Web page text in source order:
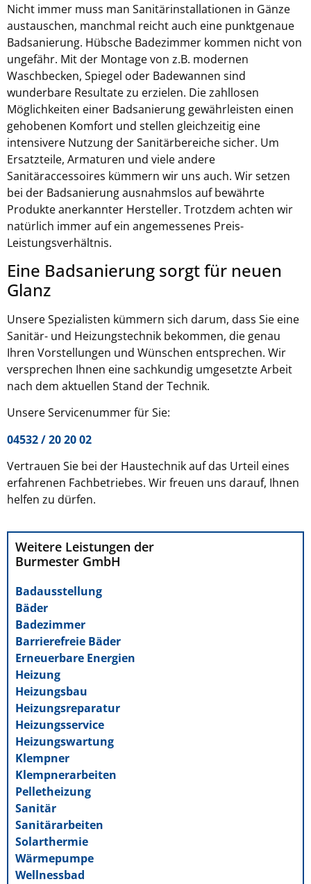
Nicht immer muss man Sanitärinstallationen in Gänze
austauschen, manchmal reicht auch eine punktgenaue
Badsanierung. Hübsche Badezimmer kommen nicht von
ungefähr. Mit der Montage von z.B. modernen
Waschbecken, Spiegel oder Badewannen sind
wunderbare Resultate zu erzielen. Die zahllosen
Möglichkeiten einer Badsanierung gewährleisten einen
gehobenen Komfort und stellen gleichzeitig eine
intensivere Nutzung der Sanitärbereiche sicher. Um
Ersatzteile, Armaturen und viele andere
Sanitäraccessoires kümmern wir uns auch. Wir setzen
bei der Badsanierung ausnahmslos auf bewährte
Produkte anerkannter Hersteller. Trotzdem achten wir
natürlich immer auf ein angemessenes Preis-
Leistungsverhältnis.
Eine Badsanierung sorgt für neuen
Glanz
Unsere Spezialisten kümmern sich darum, dass Sie eine
Sanitär- und Heizungstechnik bekommen, die genau
Ihren Vorstellungen und Wünschen entsprechen. Wir
versprechen Ihnen eine sachkundig umgesetzte Arbeit
nach dem aktuellen Stand der Technik.
Unsere Servicenummer für Sie:
04532 / 20 20 02
Vertrauen Sie bei der Haustechnik auf das Urteil eines
erfahrenen Fachbetriebes. Wir freuen uns darauf, Ihnen
helfen zu dürfen.
Weitere Leistungen der
Burmester GmbH
Badausstellung
Bäder
Badezimmer
Barrierefreie Bäder
Erneuerbare Energien
Heizung
Heizungsbau
Heizungsreparatur
Heizungsservice
Heizungswartung
Klempner
Klempnerarbeiten
Pelletheizung
Sanitär
Sanitärarbeiten
Solarthermie
Wärmepumpe
Wellnessbad